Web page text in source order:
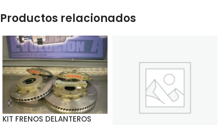
Productos relacionados
KIT FRENOS DELANTEROS